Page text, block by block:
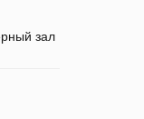
зал